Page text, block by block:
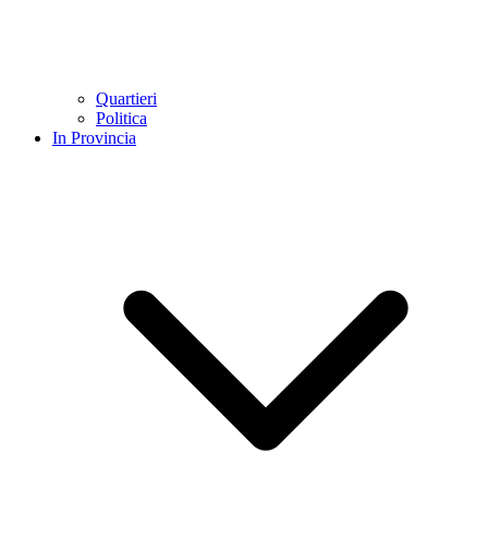
Quartieri
Politica
In Provincia